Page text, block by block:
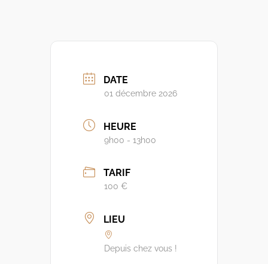
DATE
01 décembre 2026
HEURE
9h00 - 13h00
TARIF
100 €
LIEU
Depuis chez vous !